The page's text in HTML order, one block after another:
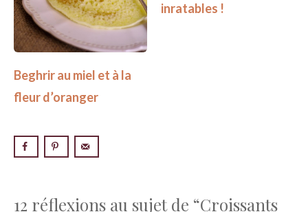
Beghrir au miel et à la
fleur d’oranger
inratables !
12 réflexions au sujet de “Croissants